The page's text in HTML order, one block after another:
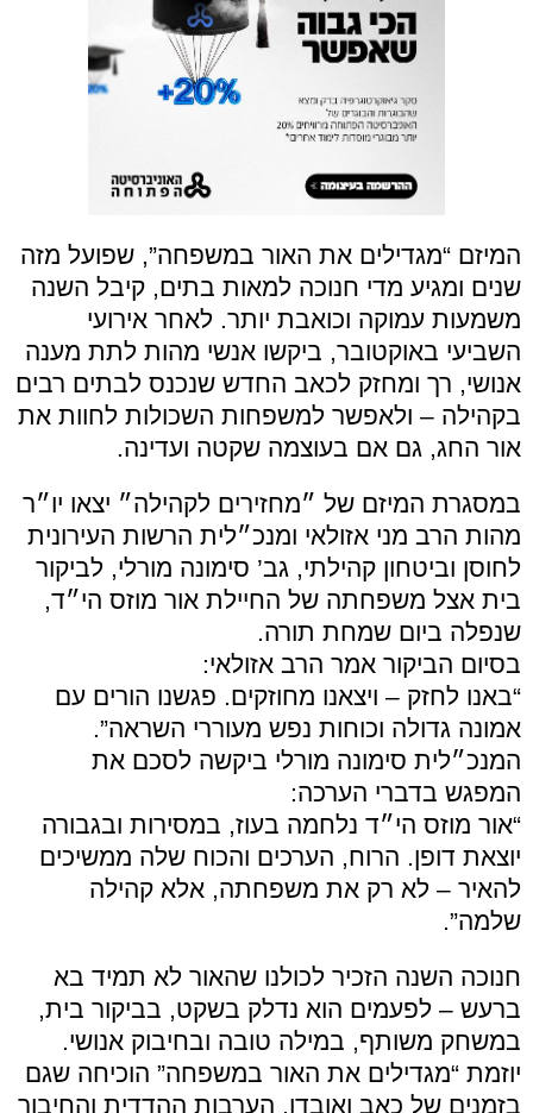
המיזם “מגדילים את האור במשפחה”, שפועל מזה
שנים ומגיע מדי חנוכה למאות בתים, קיבל השנה
משמעות עמוקה וכואבת יותר. לאחר אירועי
השביעי באוקטובר, ביקשו אנשי מהות לתת מענה
אנושי, רך ומחזק לכאב החדש שנכנס לבתים רבים
בקהילה – ולאפשר למשפחות השכולות לחוות את
אור החג, גם אם בעוצמה שקטה ועדינה.
במסגרת המיזם של ״מחזירים לקהילה״ יצאו יו״ר
מהות הרב מני אזולאי ומנכ״לית הרשות העירונית
לחוסן וביטחון קהילתי, גב’ סימונה מורלי, לביקור
בית אצל משפחתה של החיילת אור מוזס הי״ד,
שנפלה ביום שמחת תורה.
בסיום הביקור אמר הרב אזולאי:
“באנו לחזק – ויצאנו מחוזקים. פגשנו הורים עם
אמונה גדולה וכוחות נפש מעוררי השראה”.
המנכ״לית סימונה מורלי ביקשה לסכם את
המפגש בדברי הערכה:
“אור מוזס הי״ד נלחמה בעוז, במסירות ובגבורה
יוצאת דופן. הרוח, הערכים והכוח שלה ממשיכים
להאיר – לא רק את משפחתה, אלא קהילה
שלמה”.
חנוכה השנה הזכיר לכולנו שהאור לא תמיד בא
ברעש – לפעמים הוא נדלק בשקט, בביקור בית,
במשחק משותף, במילה טובה ובחיבוק אנושי.
יוזמת “מגדילים את האור במשפחה” הוכיחה שגם
בזמנים של כאב ואובדן, הערבות ההדדית והחיבור